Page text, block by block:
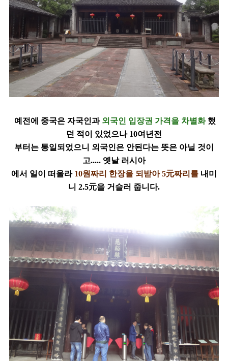
예전에 중국은 자국인과 외국인 입장권 가격을 차별화 했
던 적이 있었으나 10여년전
부터는 통일되었으니 외국인은 안된다는 뜻은 아닐 것이
고..... 옛날 러시아
에서 일이 떠올라 10원짜리 한장을 되받아 5元짜리를 내미
니 2.5元을 거슬러 줍니다.